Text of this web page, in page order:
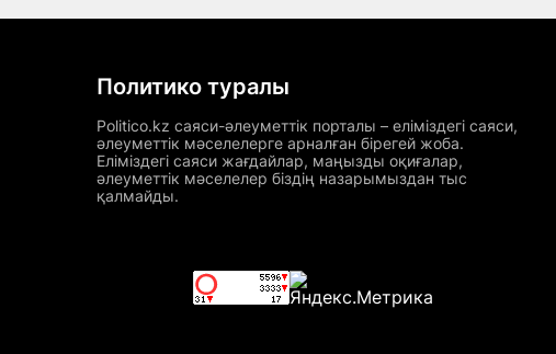
Политико туралы
Politico.kz саяси-әлеуметтік порталы – еліміздегі саяси,
әлеуметтік мәселелерге арналған бірегей жоба.
Еліміздегі саяси жағдайлар, маңызды оқиғалар,
әлеуметтік мәселелер біздің назарымыздан тыс
қалмайды.